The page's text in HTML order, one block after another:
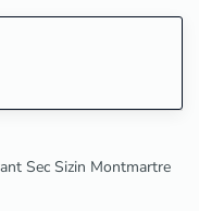
Sec Sizin Montmartre